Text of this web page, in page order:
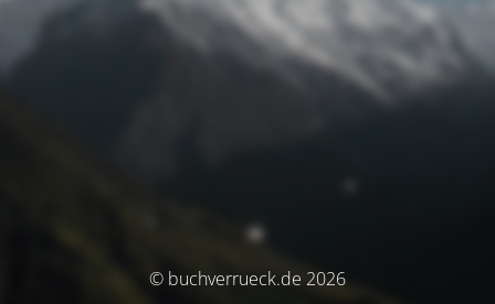
© buchverrueck.de 2026